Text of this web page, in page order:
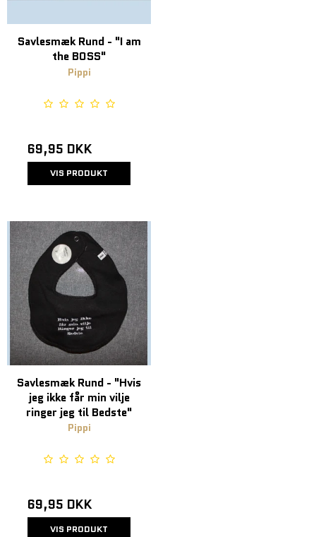
Savlesmæk Rund - "I am
the BOSS"
Pippi
69,95 DKK
VIS PRODUKT
Savlesmæk Rund - "Hvis
jeg ikke får min vilje
ringer jeg til Bedste"
Pippi
69,95 DKK
VIS PRODUKT